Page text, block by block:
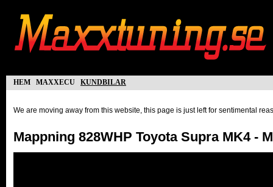
hem maxxecu kundbilar
We are moving away from this website, this page is just left for sentimental
Mappning 828WHP Toyota Supra MK4 -